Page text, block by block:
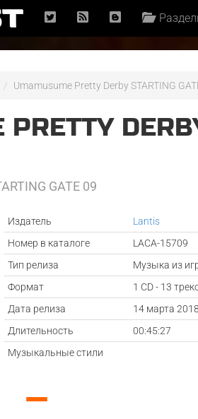
Umamusume Pretty Derby STARTING
GATE 09
Издатель
Lantis
Номер в каталоге
LACA-15709
Тип релиза
Музыка из
Формат
1 CD - 13
Дата релиза
14 марта 2018
Длительность
00:45:27
Музыкальные стили
—